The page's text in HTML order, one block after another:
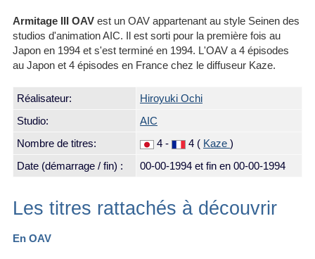
Armitage III OAV est un OAV appartenant au style Seinen des
studios d'animation AIC. Il est sorti pour la première fois au
Japon en 1994 et s'est terminé en 1994. L'OAV a 4 épisodes
au Japon et 4 épisodes en France chez le diffuseur Kaze.
Réalisateur:
Hiroyuki Ochi
Studio:
AIC
Nombre de titres:
4 - 4 ( Kaze )
Date (démarrage / fin) :
00-00-1994 et fin en 00-00-1994
Les titres rattachés à découvrir
En OAV